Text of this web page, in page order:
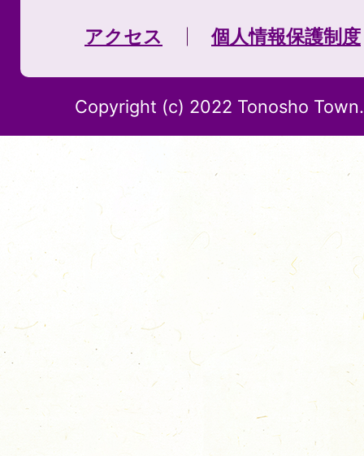
アクセス 個人情報保護制度
Copyright (c) 2022 Tonosho